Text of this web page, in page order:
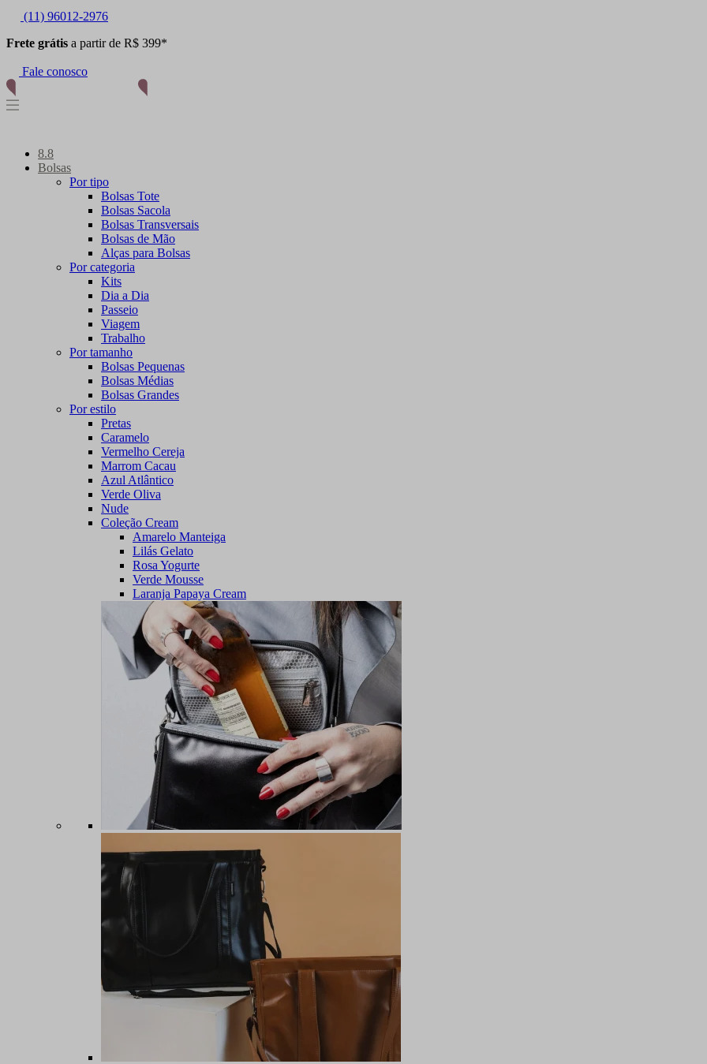
(11) 96012-2976
Frete grátis a partir de R$ 399*
Fale conosco
8.8
Bolsas
Por tipo
Bolsas Tote
Bolsas Sacola
Bolsas Transversais
Bolsas de Mão
Alças para Bolsas
Por categoria
Kits
Dia a Dia
Passeio
Viagem
Trabalho
Por tamanho
Bolsas Pequenas
Bolsas Médias
Bolsas Grandes
Por estilo
Pretas
Caramelo
Vermelho Cereja
Marrom Cacau
Azul Atlântico
Verde Oliva
Nude
Coleção Cream
Amarelo Manteiga
Lilás Gelato
Rosa Yogurte
Verde Mousse
Laranja Papaya Cream